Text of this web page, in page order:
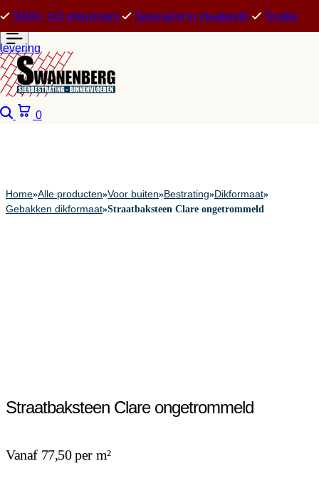
5000+ m2 showroom Specialist in maatwerk Snelle
levering
Zoeken
0
Home»Alle producten»Voor buiten»Bestrating»Dikformaat»
Gebakken dikformaat»Straatbaksteen Clare ongetrommeld
Straatbaksteen Clare ongetrommeld
Vanaf 77,50 per m²